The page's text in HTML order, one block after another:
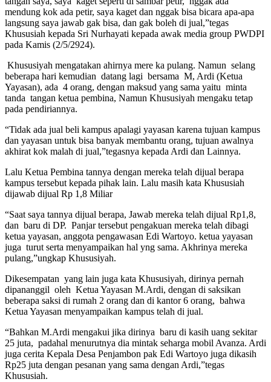
mendung kok ada petir, saya kaget dan nggak bisa bicara apa-apa
langsung saya jawab gak bisa, dan gak boleh di jual,”tegas
Khususiah kepada Sri Nurhayati kepada awak media group PWDPI
pada Kamis (2/5/2924).
Khususiyah mengatakan ahirnya mere ka pulang. Namun selang
beberapa hari kemudian datang lagi bersama M, Ardi (Ketua
Yayasan), ada 4 orang, dengan maksud yang sama yaitu minta
tanda tangan ketua pembina, Namun Khususiyah mengaku tetap
pada pendiriannya.
“Tidak ada jual beli kampus apalagi yayasan karena tujuan kampus
dan yayasan untuk bisa banyak membantu orang, tujuan awalnya
akhirat kok malah di jual,”tegasnya kepada Ardi dan Lainnya.
Lalu Ketua Pembina tannya dengan mereka telah dijual berapa
kampus tersebut kepada pihak lain. Lalu masih kata Khususiah
dijawab dijual Rp 1,8 Miliar
“Saat saya tannya dijual berapa, Jawab mereka telah dijual Rp1,8,
dan baru di DP. Panjar tersebut pengakuan mereka telah dibagi
ketua yayasan, anggota pengawasan Edi Wartoyo. ketua yayasan
juga turut serta menyampaikan hal yng sama. Akhrinya mereka
pulang,”ungkap Khususiyah.
Dikesempatan yang lain juga kata Khususiyah, dirinya pernah
dipananggil oleh Ketua Yayasan M.Ardi, dengan di saksikan
beberapa saksi di rumah 2 orang dan di kantor 6 orang, bahwa
Ketua Yayasan menyampaikan kampus telah di jual.
“Bahkan M.Ardi mengakui jika dirinya baru di kasih uang sekitar
25 juta, padahal menurutnya dia mintak seharga mobil Avanza. Ardi
juga cerita Kepala Desa Penjambon pak Edi Wartoyo juga dikasih
Rp25 juta dengan pesanan yang sama dengan Ardi,”tegas
Khususiah.